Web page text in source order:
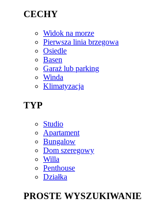
CECHY
Widok na morze
Pierwsza linia brzegowa
Osiedle
Basen
Garaż lub parking
Winda
Klimatyzacja
TYP
Studio
Apartament
Bungalow
Dom szeregowy
Willa
Penthouse
Działka
PROSTE WYSZUKIWANIE